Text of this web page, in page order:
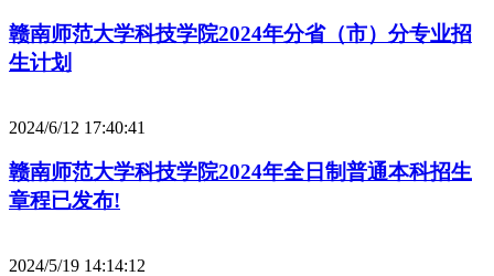
赣南师范大学科技学院2024年分省（市）分专业招
生计划
2024/6/12 17:40:41
赣南师范大学科技学院2024年全日制普通本科招生
章程已发布!
2024/5/19 14:14:12